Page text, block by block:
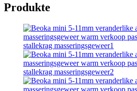
Produkte